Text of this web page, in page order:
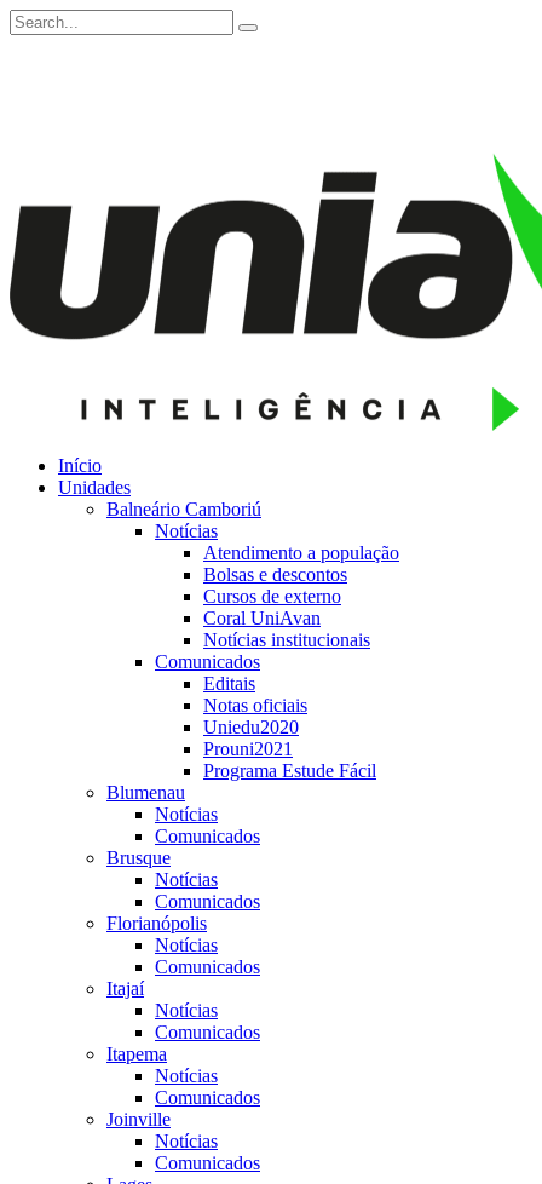
Início
Unidades
Balneário Camboriú
Notícias
Atendimento a população
Bolsas e descontos
Cursos de externo
Coral UniAvan
Notícias institucionais
Comunicados
Editais
Notas oficiais
Uniedu2020
Prouni2021
Programa Estude Fácil
Blumenau
Notícias
Comunicados
Brusque
Notícias
Comunicados
Florianópolis
Notícias
Comunicados
Itajaí
Notícias
Comunicados
Itapema
Notícias
Comunicados
Joinville
Notícias
Comunicados